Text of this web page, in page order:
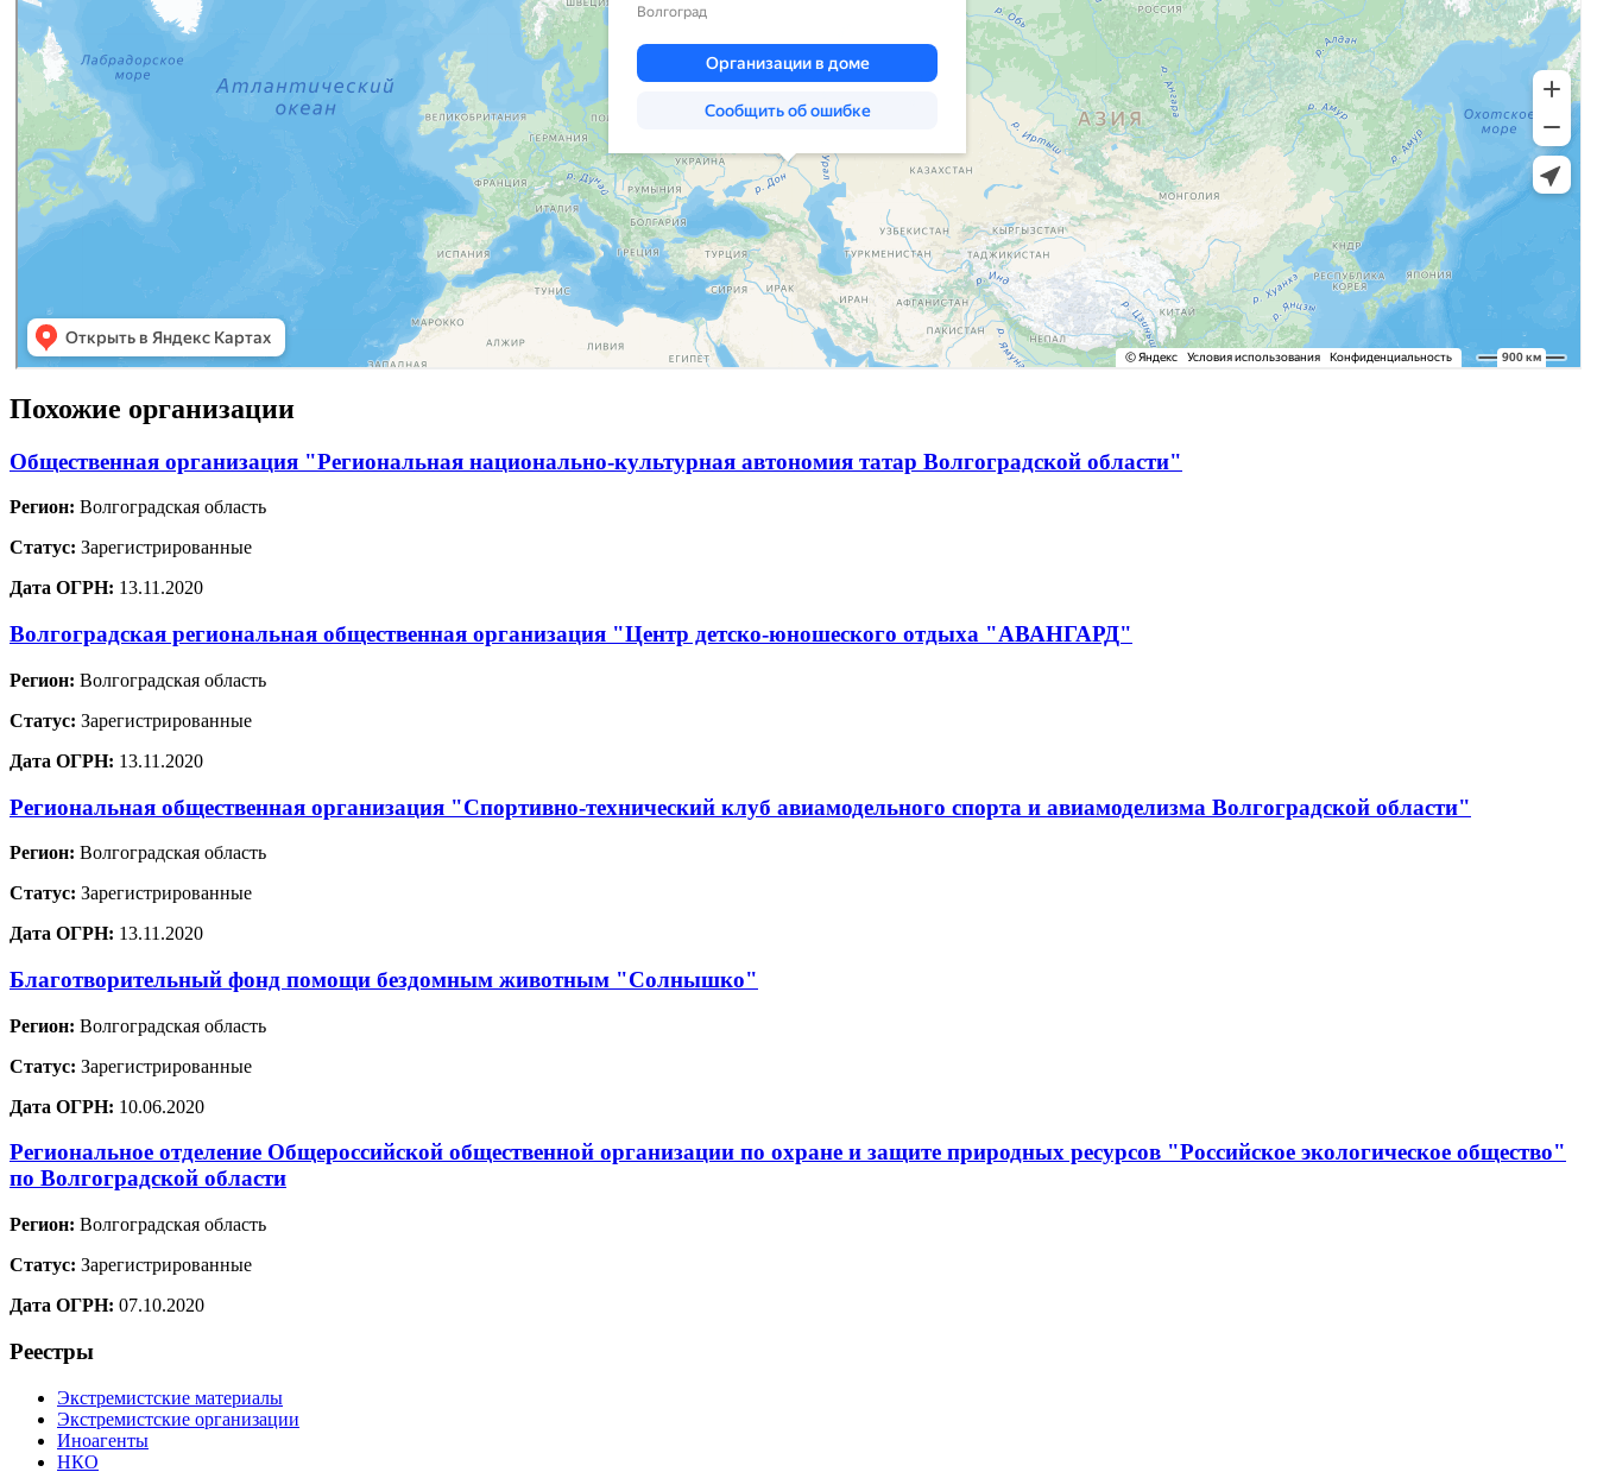
Похожие организации
Общественная организация "Региональная национально-культурная автономия татар Волгоградской области"
Регион: Волгоградская область
Статус: Зарегистрированные
Дата ОГРН: 13.11.2020
Волгоградская региональная общественная организация "Центр детско-юношеского отдыха "АВАНГАРД"
Регион: Волгоградская область
Статус: Зарегистрированные
Дата ОГРН: 13.11.2020
Региональная общественная организация "Спортивно-технический клуб авиамодельного спорта и авиамоделизма Волгоградской области"
Регион: Волгоградская область
Статус: Зарегистрированные
Дата ОГРН: 13.11.2020
Благотворительный фонд помощи бездомным животным "Солнышко"
Регион: Волгоградская область
Статус: Зарегистрированные
Дата ОГРН: 10.06.2020
Региональное отделение Общероссийской общественной организации по охране и защите природных ресурсов "Российское экологическое общество"
по Волгоградской области
Регион: Волгоградская область
Статус: Зарегистрированные
Дата ОГРН: 07.10.2020
Реестры
Экстремистские материалы
Экстремистские организации
Иноагенты
НКО